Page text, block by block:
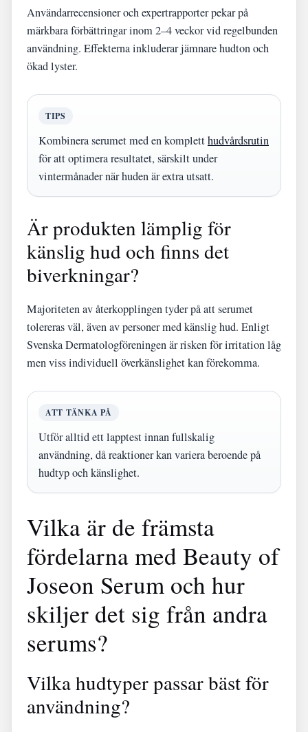
Användarrecensioner och expertrapporter pekar på
märkbara förbättringar inom 2–4 veckor vid regelbunden
användning. Effekterna inkluderar jämnare hudton och
ökad lyster.
TIPS
Kombinera serumet med en kompletthudvårdsrutin
för att optimera resultatet, särskilt under
vintermånader när huden är extra utsatt.
Är produkten lämplig för
känslig hud och finns det
biverkningar?
Majoriteten av återkopplingen tyder på att serumet
tolereras väl, även av personer med känslig hud. Enligt
Svenska Dermatologföreningen är risken för irritation låg
men viss individuell överkänslighet kan förekomma.
ATT TÄNKA PÅ
Utför alltid ett lapptest innan fullskalig
användning, då reaktioner kan variera beroende på
hudtyp och känslighet.
Vilka är de främsta
fördelarna med Beauty of
Joseon Serum och hur
skiljer det sig från andra
serums?
Vilka hudtyper passar bäst för
användning?